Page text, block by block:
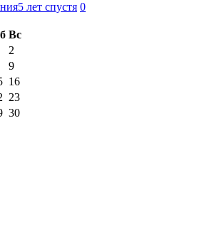
5 лет спустя 0
Вс
2
9
16
23
30